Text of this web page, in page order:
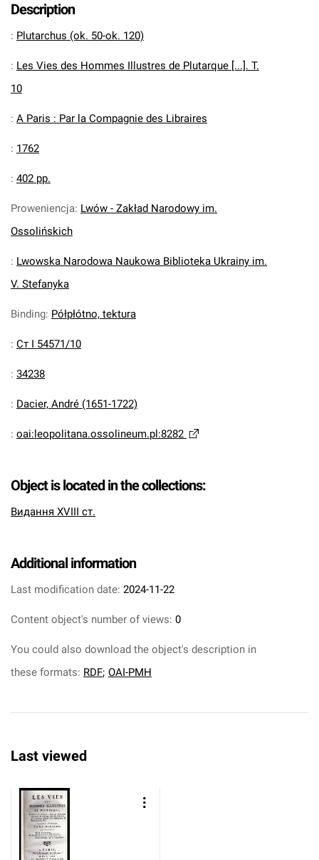
Description
: Plutarchus (ok. 50-ok. 120)
: Les Vies des Hommes Illustres de Plutarque [...]. T.
10
: A Paris : Par la Compagnie des Libraires
: 1762
: 402 pp.
Proweniencja: Lwów - Zakład Narodowy im.
Ossolińskich
: Lwowska Narodowa Naukowa Biblioteka Ukrainy im.
V. Stefanyka
Binding: Półpłótno, tektura
: Ст І 54571/10
: 34238
: Dacier, André (1651-1722)
: oai:leopolitana.ossolineum.pl:8282
Object is located in the collections:
Видання XVIII ст.
Additional information
Last modification date: 2024-11-22
Content object's number of views: 0
You could also download the object's description in
these formats: RDF; OAI-PMH
Last viewed